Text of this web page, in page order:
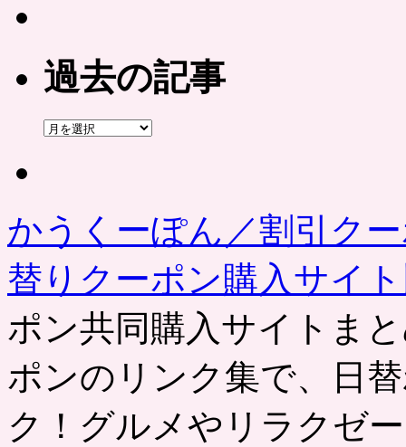
過去の記事
過
かうくーぽん／割引ク
替りクーポン購入サイ
ポン共同購入サイトま
ポンのリンク集で、日
ク！グルメやリラクゼ